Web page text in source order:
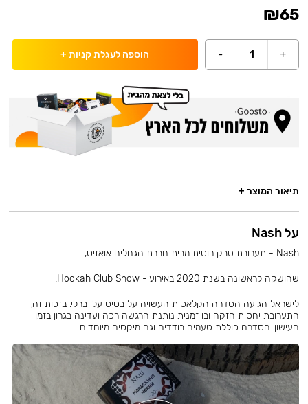
₪65
+
1
- הוספה לעגלת קניות +
תיאור המוצר +
על Nash
Nash - תערובת טבק רוסית מבית חברת הגחלים אואזיס,
שהושקה לראשונה בשנת 2020 באירוע - Hookah Club Show.
לישראל הגיעה הסדרה הקלאסית העשויה על בסיס עלי ברלי. בזכות זה,
התערובת יחסית חזקה ובו זמנית נותנת הרגשה רכה ועדינה בגרון בזמן
העישון. הסדרה כוללת טעמים בודדים וגם מיקסים מיוחדים.